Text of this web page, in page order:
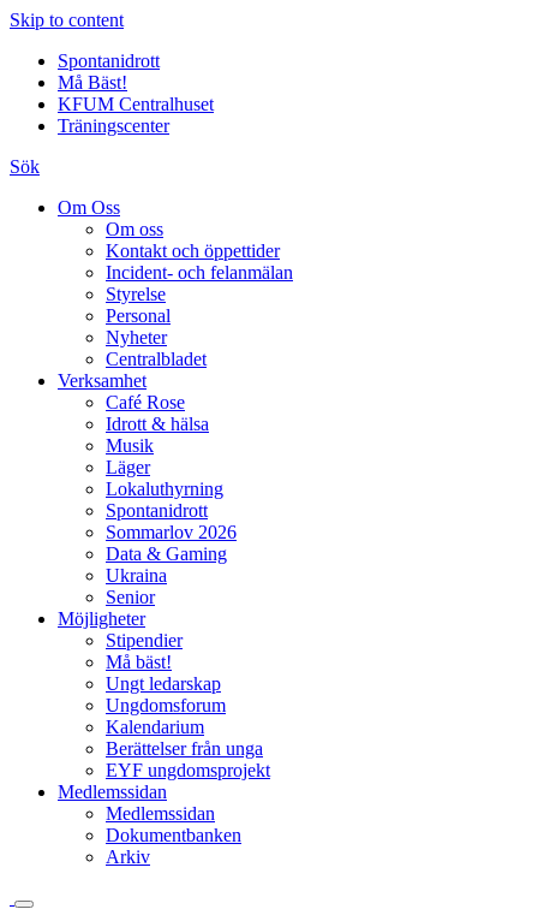
Skip to content
Spontanidrott
Må Bäst!
KFUM Centralhuset
Träningscenter
Sök
Om Oss
Om oss
Kontakt och öppettider
Incident- och felanmälan
Styrelse
Personal
Nyheter
Centralbladet
Verksamhet
Café Rose
Idrott & hälsa
Musik
Läger
Lokaluthyrning
Spontanidrott
Sommarlov 2026
Data & Gaming
Ukraina
Senior
Möjligheter
Stipendier
Må bäst!
Ungt ledarskap
Ungdomsforum
Kalendarium
Berättelser från unga
EYF ungdomsprojekt
Medlemssidan
Medlemssidan
Dokumentbanken
Arkiv